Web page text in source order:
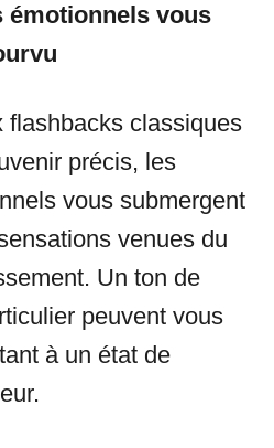
émotionnels vous
flashbacks classiques
précis, les
vous submergent
venues du
Un ton de
peuvent vous
à un état de